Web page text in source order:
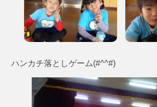
ハンカチ落としゲーム(#^^#)